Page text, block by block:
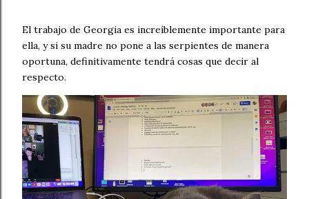
El trabajo de Georgia es increíblemente importante para
ella, y si su madre no pone a las serpientes de manera
oportuna, definitivamente tendrá cosas que decir al
respecto.